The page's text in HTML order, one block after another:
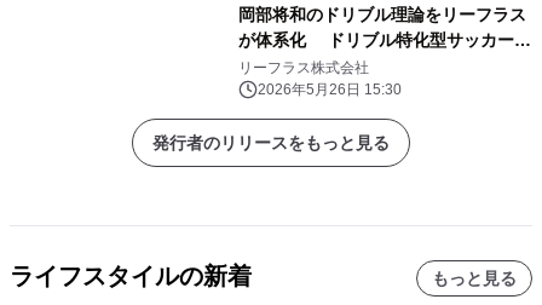
岡部将和のドリブル理論をリーフラス
が体系化 ドリブル特化型サッカース
クール「D-UNLOCK」首都圏6校で開
校
リーフラス株式会社
2026年5月26日 15:30
発行者のリリースをもっと見る
ライフスタイルの新着 もっと見る